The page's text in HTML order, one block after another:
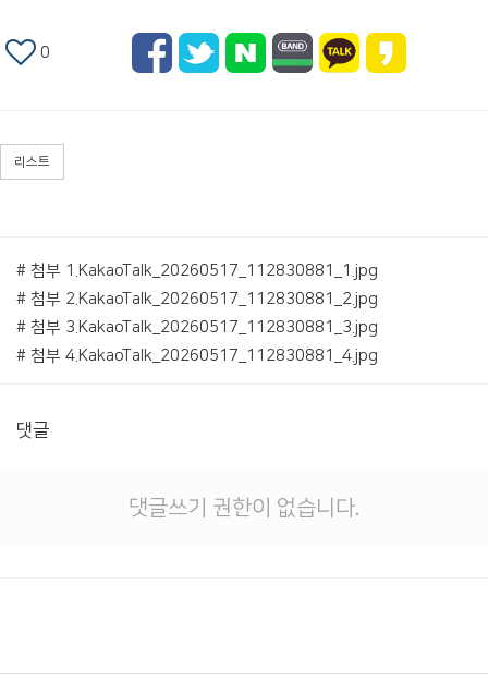
0
리스트
# 첨부 1.KakaoTalk_20260517_112830881_1.jpg
# 첨부 2.KakaoTalk_20260517_112830881_2.jpg
# 첨부 3.KakaoTalk_20260517_112830881_3.jpg
# 첨부 4.KakaoTalk_20260517_112830881_4.jpg
댓글
댓글쓰기 권한이 없습니다.